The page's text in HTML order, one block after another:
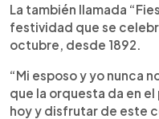
La también llamada
festividad que se
octubre, desde 1892.
“Mi esposo y yo nunca
que la orquesta da en
hoy y disfrutar de este